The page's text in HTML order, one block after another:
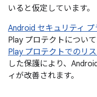
いると仮定しています。
Android セキュリティ
Play プロテクトについて
Play プロテクトでのリ
した保護により、
ィが改善されます。